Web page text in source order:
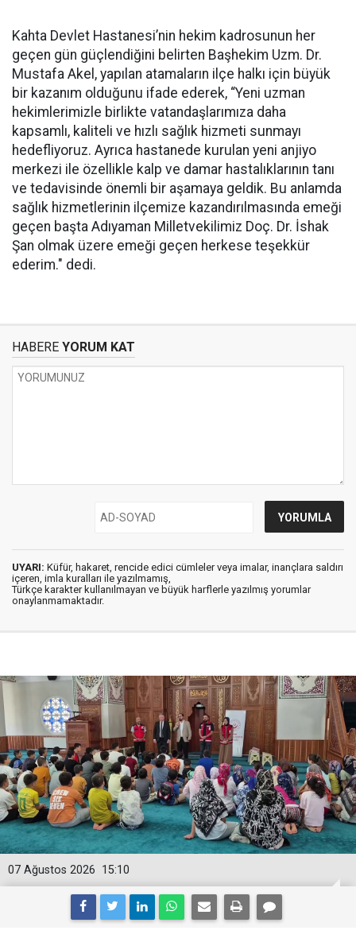
Kahta Devlet Hastanesi’nin hekim kadrosunun her
geçen gün güçlendiğini belirten Başhekim Uzm. Dr.
Mustafa Akel, yapılan atamaların ilçe halkı için büyük
bir kazanım olduğunu ifade ederek, “Yeni uzman
hekimlerimizle birlikte vatandaşlarımıza daha
kapsamlı, kaliteli ve hızlı sağlık hizmeti sunmayı
hedefliyoruz. Ayrıca hastanede kurulan yeni anjiyo
merkezi ile özellikle kalp ve damar hastalıklarının tanı
ve tedavisinde önemli bir aşamaya geldik. Bu anlamda
sağlık hizmetlerinin ilçemize kazandırılmasında emeği
geçen başta Adıyaman Milletvekilimiz Doç. Dr. İshak
Şan olmak üzere emeği geçen herkese teşekkür
ederim." dedi.
HABERE YORUM KAT
UYARI: Küfür, hakaret, rencide edici cümleler veya imalar, inançlara saldırı
içeren, imla kuralları ile yazılmamış,
Türkçe karakter kullanılmayan ve büyük harflerle yazılmış yorumlar
onaylanmamaktadır.
15:10
07 Ağustos 2026